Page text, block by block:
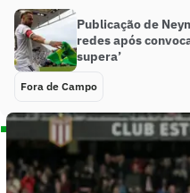
Publicação de
redes após
supera’
Fora de Campo
➡️ PC Oliveira aponta